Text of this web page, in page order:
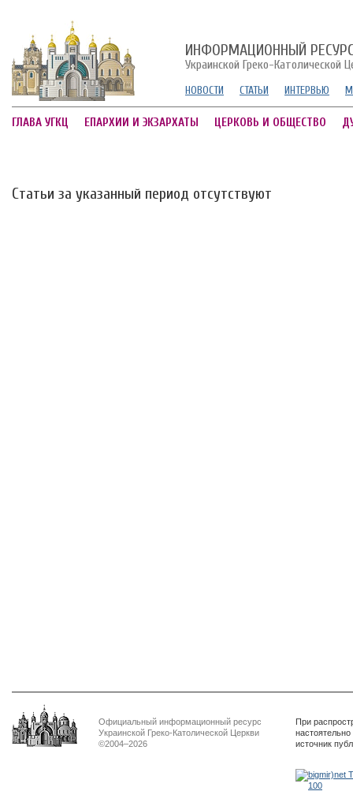
ИНФОРМАЦИОННЫЙ
Украинской Греко-Католической
НОВОСТИ СТАТЬИ ИНТЕРВЬЮ
ГЛАВА УГКЦ ЕПАРХИИ И ЭКЗАРХАТЫ ЦЕРКОВЬ И ОБЩЕСТВО
Статьи за указанный период отсутствуют
Официальный информационный ресурс
Украинской Греко-Католической Церкви
©2004–2026
При
источник